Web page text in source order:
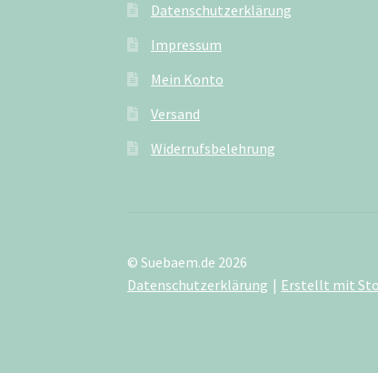
Datenschutzerklärung
Impressum
Mein Konto
Versand
Widerrufsbelehrung
© Suebaem.de 2026
Datenschutzerklärung
Erstellt mit